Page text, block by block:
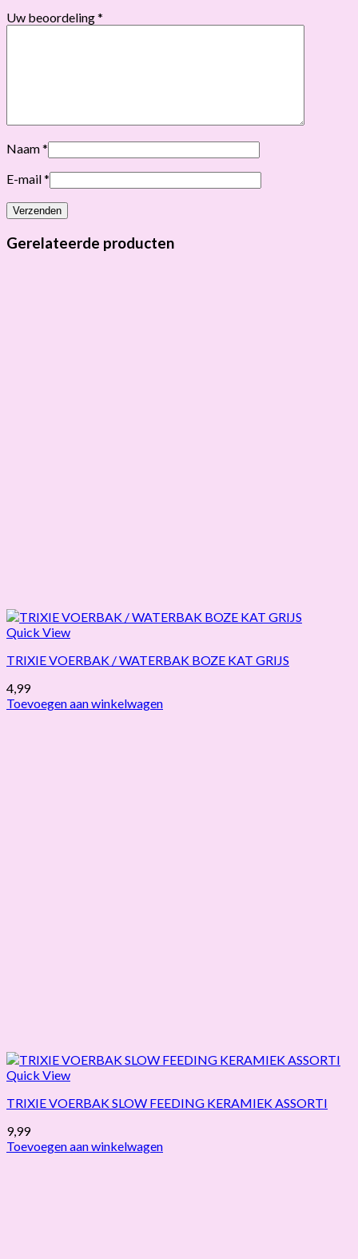
Uw beoordeling*
Naam*
E-mail*
Gerelateerde producten
Quick View
TRIXIE VOERBAK / WATERBAK BOZE KAT GRIJS
4,99
Toevoegen aan winkelwagen
Quick View
TRIXIE VOERBAK SLOW FEEDING KERAMIEK ASSORTI
9,99
Toevoegen aan winkelwagen